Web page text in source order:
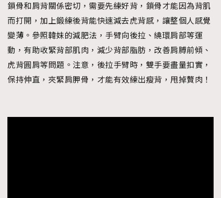
鎖骨和肩背關係密切，需要先練好背，鎖骨才能因為背肌
而打開，加上鍛練後背能快速減去虎背感，讓整個人感覺
變薄。參照韓妹的減肥法，手臂向後拉、繞環肩部等運
動，有助收緊背部肌肉，減少背部脂肪，改善肩膊前傾、
虎背圓肩等問題。注意，後拉手臂時，雙手要盡量扣實，
保持伸直，夾緊肩胛骨，才能有效練出瘦背，甩掉贅肉！